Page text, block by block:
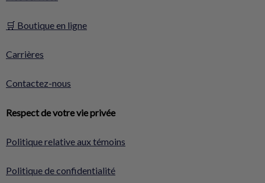
🛒 Boutique en ligne
Carrières
Contactez-nous
Respect de votre vie privée
Politique relative aux témoins
Politique de confidentialité